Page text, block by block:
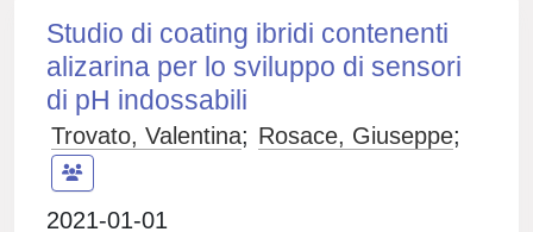
Studio di coating ibridi contenenti
alizarina per lo sviluppo di sensori
di pH indossabili
Trovato, Valentina; Rosace, Giuseppe;
2021-01-01